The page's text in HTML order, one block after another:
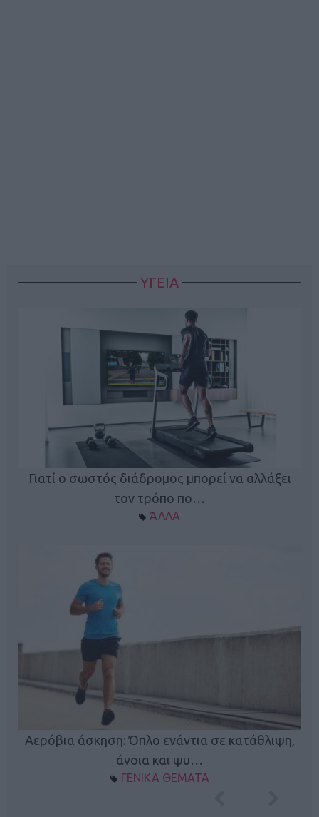
ΥΓΕΙΑ
Γιατί ο σωστός διάδρομος μπορεί να αλλάξει
τον τρόπο πο…
ΆΛΛΑ
Αερόβια άσκηση: Όπλο ενάντια σε κατάθλιψη,
άνοια και ψυ…
ΓΕΝΙΚΑ ΘΕΜΑΤΑ